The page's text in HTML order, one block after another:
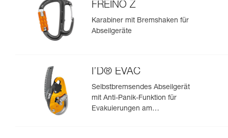
FREINO Z
Karabiner mit Bremshaken für
Abseilgeräte
I’D® EVAC
Selbstbremsendes Abseilgerät
mit Anti-Panik-Funktion für
Evakuierungen am